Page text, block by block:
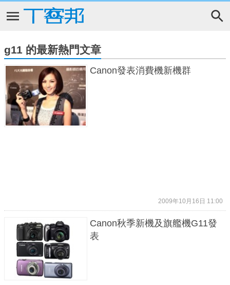
g11 的最新熱門文章
Canon發表消費機新機群
2009年10月16日 11:00
Canon秋季新機及旗艦機G11發
表